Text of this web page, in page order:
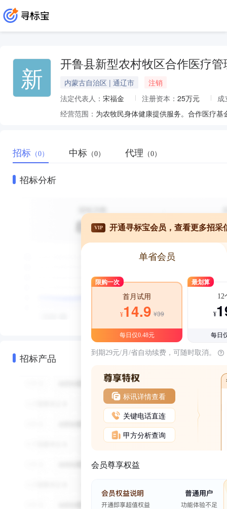
新 开鲁县新型农村牧区合作医疗
内蒙古自治区 | 通辽市
注销
法定代表人： 宋福金 注册资本： 25万元
成
经营范围：
招标 （0） 中标 （0） 代理 （0）
招标分析
招标产品
VIP 开通寻标宝会员，查看更多招采
单省会员
限购一次
首月试用
¥14.9 ¥39
每日仅0.48元
最划算
12
¥
每日
到期29元/月/省自动续费，可随时取消。
标讯详情查看
关键电话直连
甲方分析查询
会员尊享权益